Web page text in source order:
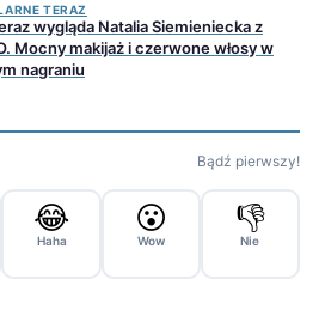
TERAZ
wygląda Natalia Siemieniecka z
Mocny makijaż i czerwone włosy w
nagraniu
Bądź pierwszy!
😂
Haha
😮
Wow
👎
Nie